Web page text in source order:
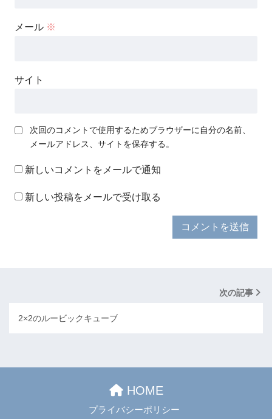
メール ※
サイト
次回のコメントで使用するためブラウザーに自分の名前、
メールアドレス、サイトを保存する。
新しいコメントをメールで通知
新しい投稿をメールで受け取る
次の記事
2×2のルービックキューブ
HOME
プライバシーポリシー